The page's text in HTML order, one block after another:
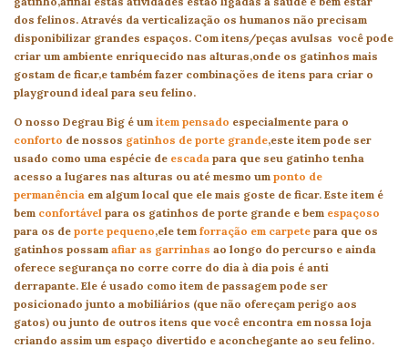
dos felinos. Através da verticalização os humanos não precisam
disponibilizar grandes espaços. Com itens/peças avulsas você pode
criar um ambiente enriquecido nas alturas,onde os gatinhos mais
gostam de ficar,e também fazer combinações de itens para criar o
playground ideal para seu felino.
O nosso Degrau Big é um item pensado especialmente para o
conforto de nossos gatinhos de porte grande,este item pode ser
usado como uma espécie de escada para que seu gatinho tenha
acesso a lugares nas alturas ou até mesmo um ponto de
permanência em algum local que ele mais goste de ficar. Este item é
bem confortável para os gatinhos de porte grande e bem espaçoso
para os de porte pequeno,ele tem forração em carpete para que os
gatinhos possam afiar as garrinhas ao longo do percurso e ainda
oferece segurança no corre corre do dia à dia pois é anti
derrapante. Ele é usado como item de passagem pode ser
posicionado junto a mobiliários (que não ofereçam perigo aos
gatos) ou junto de outros itens que você encontra em nossa loja
criando assim um espaço divertido e aconchegante ao seu felino.